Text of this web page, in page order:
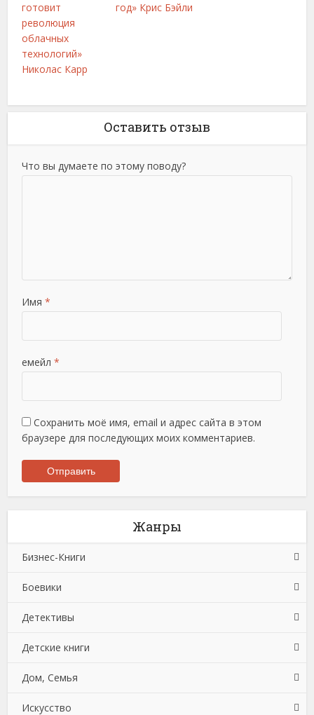
готовит
революция
облачных
технологий»
Николас Карр
год» Крис Бэйли
Оставить отзыв
Что вы думаете по этому поводу?
Имя *
емейл *
Сохранить моё имя, email и адрес сайта в этом
браузере для последующих моих комментариев.
Жанры
Бизнес-Книги
Банковское дело
Бухучет, налогообложение, аудит
Делопроизводство
Зарубежная деловая литература
Корпоративная культура
Боевики
Боевики: Прочее
Криминальные боевики
Триллеры
Детективы
Зарубежные детективы
Иронические детективы
Исторические детективы
Детские книги
Детская проза
Детская фантастика
Дом, Семья
Автомобили и ПДД
Искусство